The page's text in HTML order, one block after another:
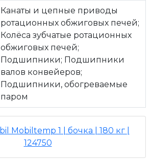
Канаты и цепные приводы
ротационных обжиговых печей;
Колёса зубчатые ротационных
обжиговых печей;
Подшипники; Подшипники
валов конвейеров;
Подшипники, обогреваемые
паром